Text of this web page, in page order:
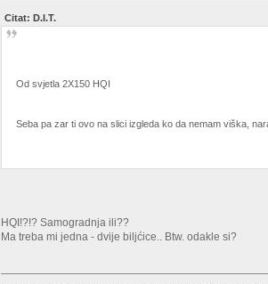
Citat: D.I.T.
Od svjetla 2X150 HQI
Seba pa zar ti ovo na slici izgleda ko da nemam viška,
HQI!?!? Samogradnja ili??
Ma treba mi jedna - dvije biljćice.. Btw. odakle si?